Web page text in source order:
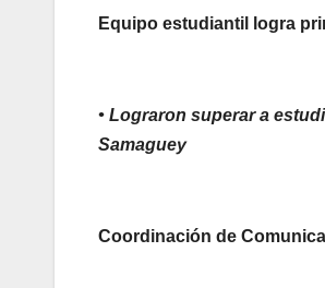
Equipo estudiantil logra
• Lograron superar a
Samaguey
Coordinación de